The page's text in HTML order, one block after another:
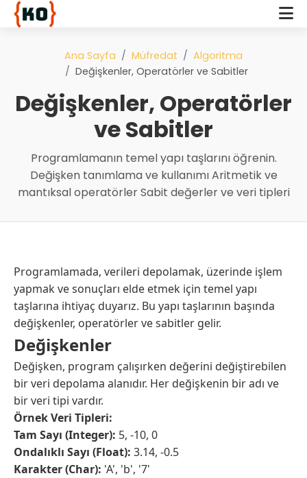
Ana Sayfa Müfredat
Algoritma
Değişkenler, Operatörler ve Sabitler
Değişkenler, Operatörler
ve Sabitler
Programlamanın temel yapı taşlarını öğrenin.
Değişken tanımlama ve kullanımı Aritmetik ve
mantıksal operatörler Sabit değerler ve veri tipleri
Programlamada, verileri depolamak, üzerinde işlem
yapmak ve sonuçları elde etmek için temel yapı
taşlarına ihtiyaç duyarız. Bu yapı taşlarının başında
değişkenler, operatörler ve sabitler gelir.
Değişkenler
Değişken, program çalışırken değerini değiştirebilen
bir veri depolama alanıdır. Her değişkenin bir adı ve
bir veri tipi vardır.
Örnek Veri Tipleri:
Tam Sayı (Integer): 5, -10, 0
Ondalıklı Sayı (Float): 3.14, -0.5
Karakter (Char): 'A', 'b', '7'